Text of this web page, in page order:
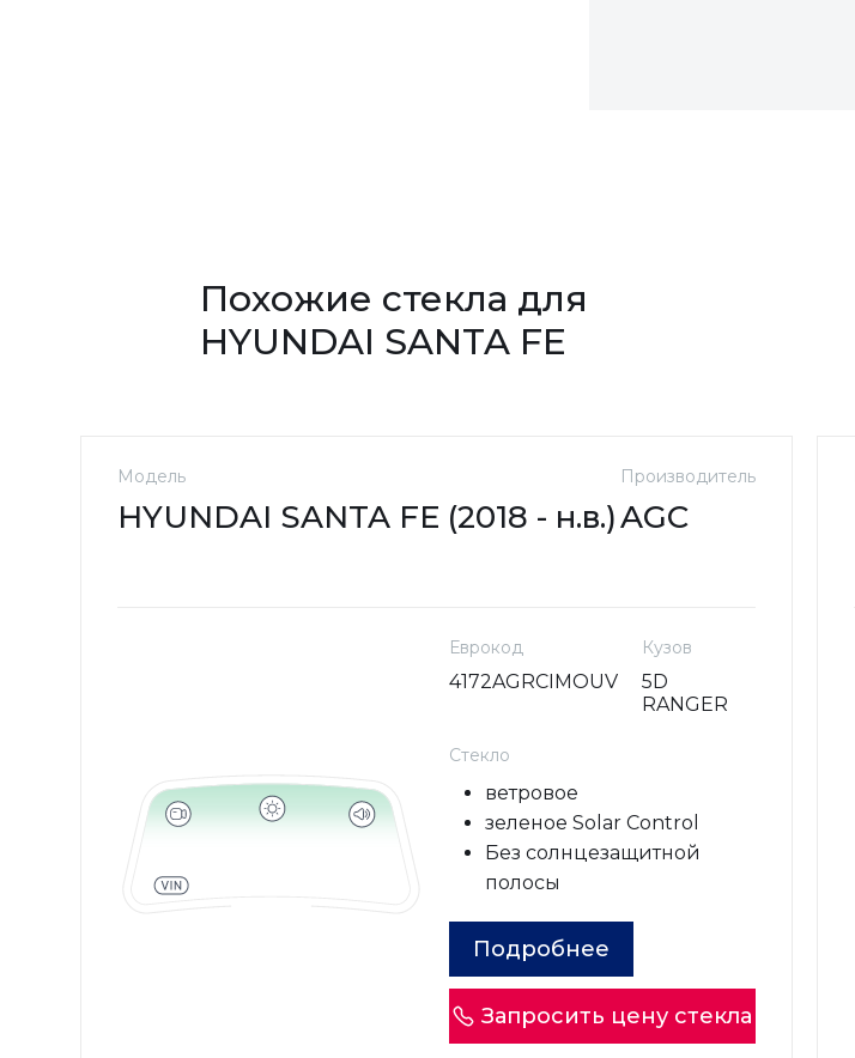
Похожие стекла для
HYUNDAI SANTA FE
Модель
HYUNDAI SANTA FE (2018 - н.в.)
Производитель
AGC
Еврокод
4172AGRCIMOUV
Кузов
5D
RANGER
Стекло
ветровое
зеленое Solar Control
Без солнцезащитной
полосы
Подробнее
Запросить цену стекла